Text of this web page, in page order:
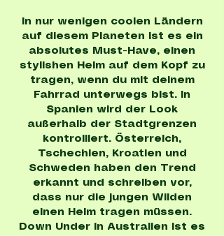
In nur wenigen coolen Ländern
auf diesem Planeten ist es ein
absolutes Must-Have, einen
stylishen Helm auf dem Kopf zu
tragen, wenn du mit deinem
Fahrrad unterwegs bist. In
Spanien wird der Look
außerhalb der Stadtgrenzen
kontrolliert. Österreich,
Tschechien, Kroatien und
Schweden haben den Trend
erkannt und schreiben vor,
dass nur die jungen Wilden
einen Helm tragen müssen.
Down Under in Australien ist es